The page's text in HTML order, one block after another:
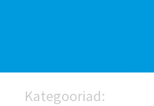
Kategooriad: